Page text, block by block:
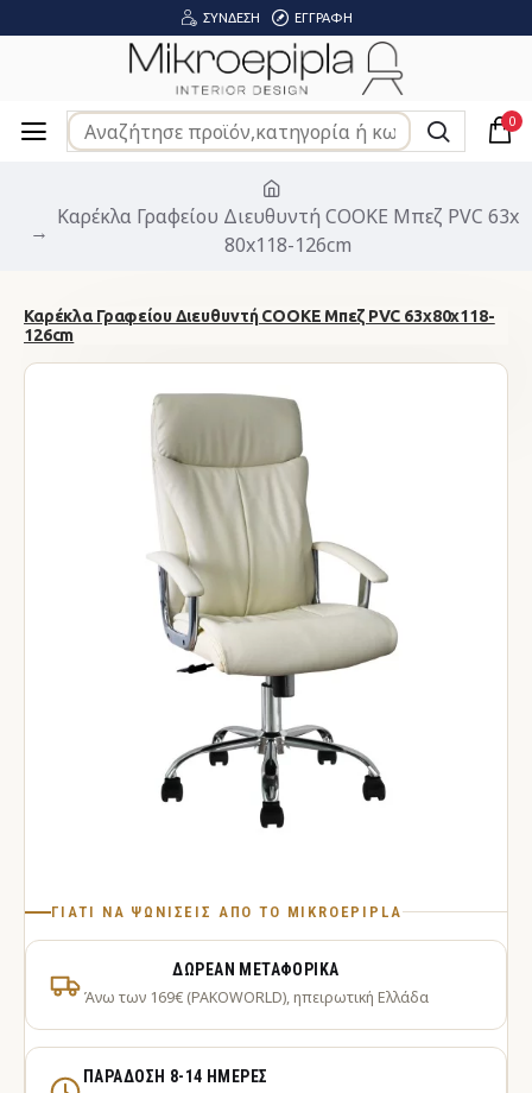
ΣΎΝΔΕΣΗ ΕΓΓΡΑΦΉ
0
Καρέκλα Γραφείου Διευθυντή COOKE Μπεζ PVC 63x
80x118-126cm
Καρέκλα Γραφείου Διευθυντή COOKE Μπεζ PVC 63x80x118-
126cm
ΓΙΑΤΊ ΝΑ ΨΩΝΊΣΕΙΣ ΑΠΌ ΤΟ MIKROEPIPLA
ΔΩΡΕΆΝ ΜΕΤΑΦΟΡΙΚΆ
Άνω των 169€ (PAKOWORLD), ηπειρωτική Ελλάδα
ΠΑΡΆΔΟΣΗ 8-14 ΗΜΈΡΕΣ